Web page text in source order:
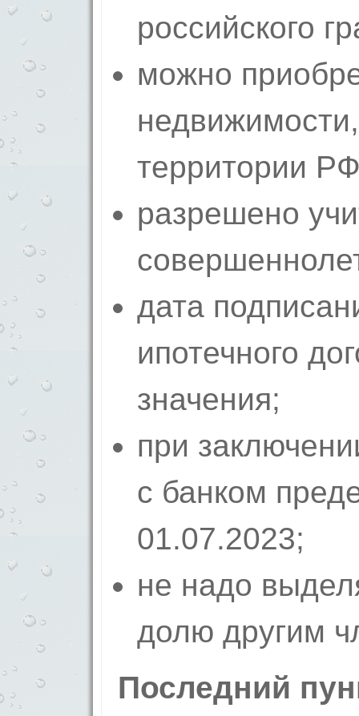
российского
можно
территории
разрешено
дата
ипотечного
значения;
при
с банком
01.07.2023;
не надо
долю другим
Последний